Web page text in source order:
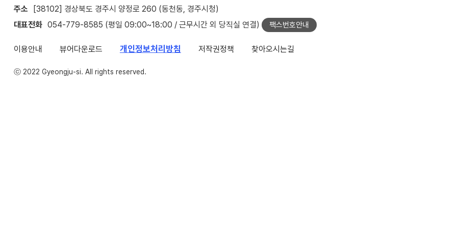
주소
[38102] 경상북도 경주시 양정로 260 (동천동, 경주시청)
대표전화 054-779-8585 (평일 09:00~18:00 / 근무시간 외 당직실 연결) 팩스번호안내
이용안내 뷰어다운로드 개인정보처리방침 저작권정책 찾아오시는길
ⓒ 2022 Gyeongju-si. All rights reserved.